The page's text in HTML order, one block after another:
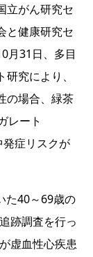
立がん研究セ
と健康研究セ
月31日、多目
研究により、
の場合、緑茶
レート
発症リスクが
た40～69歳の
跡調査を行っ
虚血性心疾患